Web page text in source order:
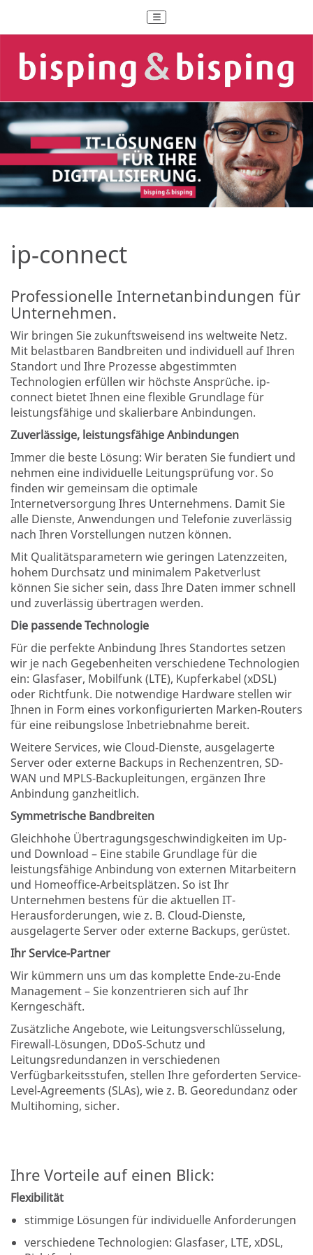
ip-connect
Professionelle Internetanbindungen für
Unternehmen.
Wir bringen Sie zukunftsweisend ins weltweite Netz.
Mit belastbaren Bandbreiten und individuell auf Ihren
Standort und Ihre Prozesse abgestimmten
Technologien erfüllen wir höchste Ansprüche. ip-
connect bietet Ihnen eine flexible Grundlage für
leistungsfähige und skalierbare Anbindungen.
Zuverlässige, leistungsfähige Anbindungen
Immer die beste Lösung: Wir beraten Sie fundiert und
nehmen eine individuelle Leitungsprüfung vor. So
finden wir gemeinsam die optimale
Internetversorgung Ihres Unternehmens. Damit Sie
alle Dienste, Anwendungen und Telefonie zuverlässig
nach Ihren Vorstellungen nutzen können.
Mit Qualitätsparametern wie geringen Latenzzeiten,
hohem Durchsatz und minimalem Paketverlust
können Sie sicher sein, dass Ihre Daten immer schnell
und zuverlässig übertragen werden.
Die passende Technologie
Für die perfekte Anbindung Ihres Standortes setzen
wir je nach Gegebenheiten verschiedene Technologien
ein: Glasfaser, Mobilfunk (LTE), Kupferkabel (xDSL)
oder Richtfunk. Die notwendige Hardware stellen wir
Ihnen in Form eines vorkonfigurierten Marken-Routers
für eine reibungslose Inbetriebnahme bereit.
Weitere Services, wie Cloud-Dienste, ausgelagerte
Server oder externe Backups in Rechenzentren, SD-
WAN und MPLS-Backupleitungen, ergänzen Ihre
Anbindung ganzheitlich.
Symmetrische Bandbreiten
Gleichhohe Übertragungsgeschwindigkeiten im Up-
und Download – Eine stabile Grundlage für die
leistungsfähige Anbindung von externen Mitarbeitern
und Homeoffice-Arbeitsplätzen. So ist Ihr
Unternehmen bestens für die aktuellen IT-
Herausforderungen, wie z. B. Cloud-Dienste,
ausgelagerte Server oder externe Backups, gerüstet.
Ihr Service-Partner
Wir kümmern uns um das komplette Ende-zu-Ende
Management – Sie konzentrieren sich auf Ihr
Kerngeschäft.
Zusätzliche Angebote, wie Leitungsverschlüsselung,
Firewall-Lösungen, DDoS-Schutz und
Leitungsredundanzen in verschiedenen
Verfügbarkeitsstufen, stellen Ihre geforderten Service-
Level-Agreements (SLAs), wie z. B. Georedundanz oder
Multihoming, sicher.
Ihre Vorteile auf einen Blick:
Flexibilität
stimmige Lösungen für individuelle Anforderungen
verschiedene Technologien: Glasfaser, LTE, xDSL,